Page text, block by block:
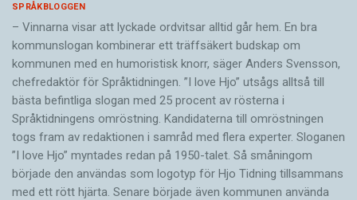
SPRÅKBLOGGEN
– Vinnarna visar att lyckade ordvitsar alltid går hem. En bra
kommunslogan kombinerar ett träffsäkert budskap om
kommunen med en humoristisk knorr, säger Anders Svensson,
chefredaktör för Språktidningen. ”I love Hjo” utsågs alltså till
bästa befintliga slogan med 25 procent av rösterna i
Språktidningens omröstning. Kandidaterna till omröstningen
togs fram av redaktionen i samråd med flera experter. Sloganen
”I love Hjo” myntades redan på 1950-talet. Så småningom
började den användas som logotyp för Hjo Tidning tillsammans
med ett rött hjärta. Senare började även kommunen använda